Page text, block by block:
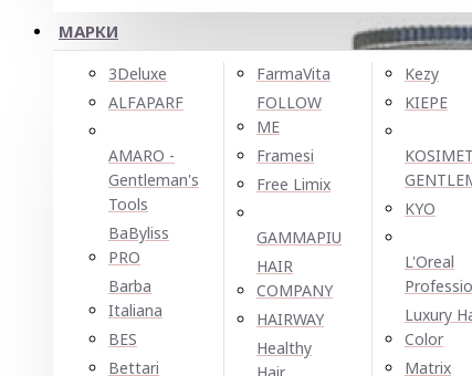
МАРКИ
3Deluxe
ALFAPARF
AMARO -
Gentleman's
Tools
BaByliss
PRO
Barba
Italiana
BES
Bettari
FarmaVita
FOLLOW
ME
Framesi
Free Limix
GAMMAPIU
HAIR
COMPANY
HAIRWAY
Healthy
Kezy
KIEPE
KYO
L'Oreal
Luxury
Color
Matrix